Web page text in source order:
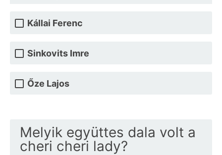
Kállai Ferenc
Sinkovits Imre
Őze Lajos
Melyik együttes dala volt a
cheri cheri lady?